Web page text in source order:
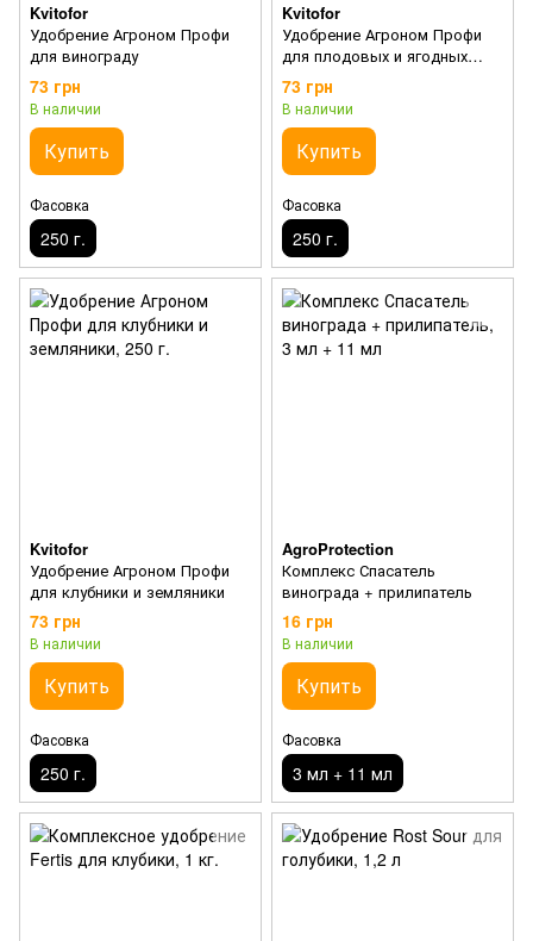
Kvitofor
Удобрение Агроном Профи
для винограду
73 грн
В наличии
Купить
Фасовка
250 г.
Kvitofor
Удобрение Агроном Профи
для плодовых и ягодных
кустарников
73 грн
В наличии
Купить
Фасовка
250 г.
Kvitofor
Удобрение Агроном Профи
для клубники и земляники
73 грн
В наличии
Купить
Фасовка
250 г.
AgroProtection
Комплекс Спасатель
винограда + прилипатель
16 грн
В наличии
Купить
Фасовка
3 мл + 11 мл